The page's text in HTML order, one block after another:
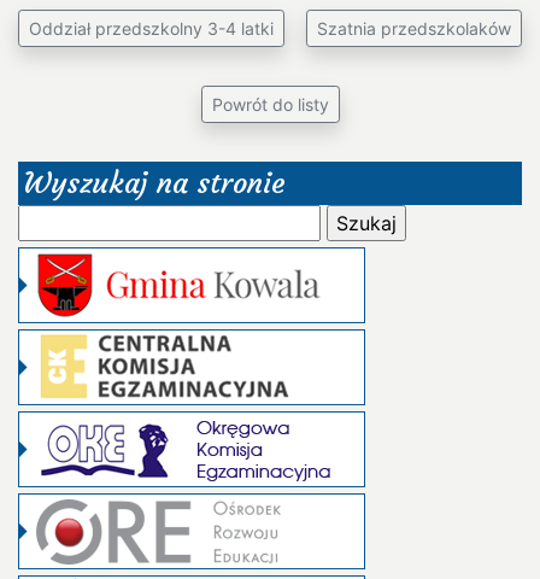
Oddział przedszkolny 3-4 latki Szatnia przedszkolaków
Powrót do listy
Wyszukaj na stronie